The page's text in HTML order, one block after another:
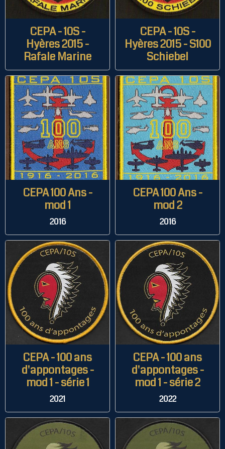
CEPA - 10S -
Hyères 2015 -
Rafale Marine
CEPA - 10S -
Hyères 2015 - S100
Schiebel
CEPA 100 Ans -
mod 1
2016
CEPA 100 Ans -
mod 2
2016
CEPA - 100 ans
d'appontages -
mod 1 - série 1
2021
CEPA - 100 ans
d'appontages -
mod 1 - série 2
2022